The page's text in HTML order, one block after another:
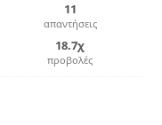
11
απαντήσεις
18.7χ
προβολές